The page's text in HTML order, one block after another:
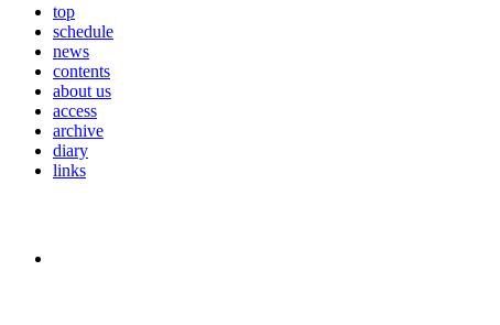
top
schedule
news
contents
about us
access
archive
diary
links